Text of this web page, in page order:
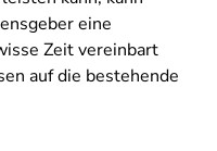
eine
Zeit vereinbart
auf die bestehende